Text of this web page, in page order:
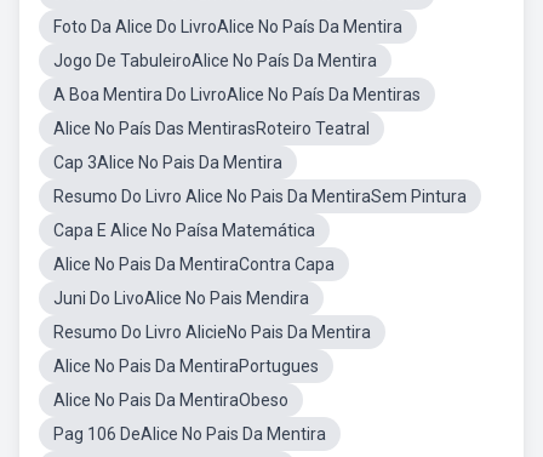
Foto Da Alice Do LivroAlice No País Da Mentira
Jogo De TabuleiroAlice No País Da Mentira
A Boa Mentira Do LivroAlice No País Da Mentiras
Alice No País Das MentirasRoteiro Teatral
Cap 3Alice No Pais Da Mentira
Resumo Do Livro Alice No Pais Da MentiraSem Pintura
Capa E Alice No Paísa Matemática
Alice No Pais Da MentiraContra Capa
Juni Do LivoAlice No Pais Mendira
Resumo Do Livro AlicieNo Pais Da Mentira
Alice No Pais Da MentiraPortugues
Alice No Pais Da MentiraObeso
Pag 106 DeAlice No Pais Da Mentira